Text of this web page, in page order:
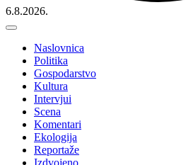
6.8.2026.
Naslovnica
Politika
Gospodarstvo
Kultura
Intervjui
Scena
Komentari
Ekologija
Reportaže
Izdvojeno